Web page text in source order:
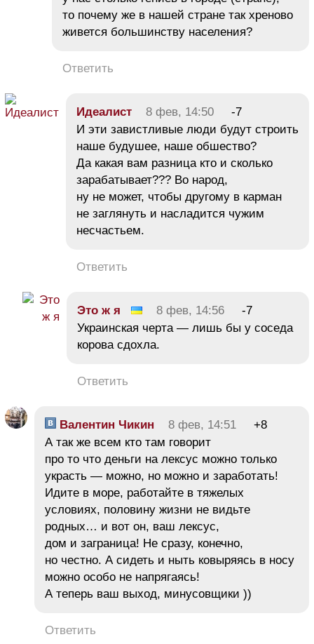
то почему же в нашей стране так хреново
живется большинству населения?
Ответить
Идеалист 8 фев, 14:50
-7
И эти завистливые люди будут строить
наше будушее, наше обшество?
Да какая вам разница кто и сколько
зарабатывает??? Во народ,
ну не может, чтобы другому в карман
не заглянуть и насладится чужим
несчастьем.
Ответить
Это ж я 8 фев, 14:56
-7
Украинская черта — лишь бы у соседа
корова сдохла.
Ответить
Валентин Чикин 8 фев, 14:51
+8
А так же всем кто там говорит
про то что деньги на лексус можно только
украсть — можно, но можно и заработать!
Идите в море, работайте в тяжелых
условиях, половину жизни не видьте
родных… и вот он, ваш лексус,
дом и заграница! Не сразу, конечно,
но честно. А сидеть и ныть ковыряясь в носу
можно особо не напрягаясь!
А теперь ваш выход, минусовщики ))
Ответить